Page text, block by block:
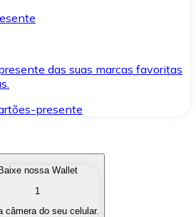
das suas marcas favoritas
presente
de seu interesse de forma
Baixe nossa Wallet
1
câmera do seu celular.